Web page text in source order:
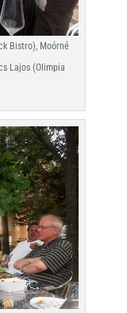
Bistro), Moórné
Lajos (Olimpia